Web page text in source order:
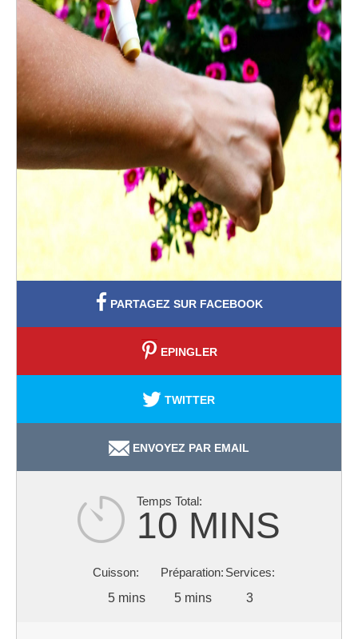
PARTAGEZ SUR FACEBOOK
EPINGLER
TWITTER
ENVOYEZ PAR EMAIL
10 MINS
5 mins 5 mins 3